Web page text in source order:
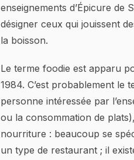
enseignements d’Épicure de
désigner ceux qui jouissent
la boisson.
Le terme foodie est apparu
1984. C’est probablement le
personne intéressée par
ou la consommation de
nourriture : beaucoup se
un type de restaurant ; il